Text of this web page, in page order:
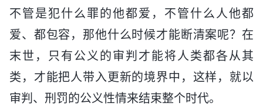
不管是犯什么罪的他都爱，不管什么人他都
爱、都包容，那他什么时候才能断清案呢？在
末世，只有公义的审判才能将人类都各从其
类，才能把人带入更新的境界中，这样，就以
审判、刑罚的公义性情来结束整个时代。